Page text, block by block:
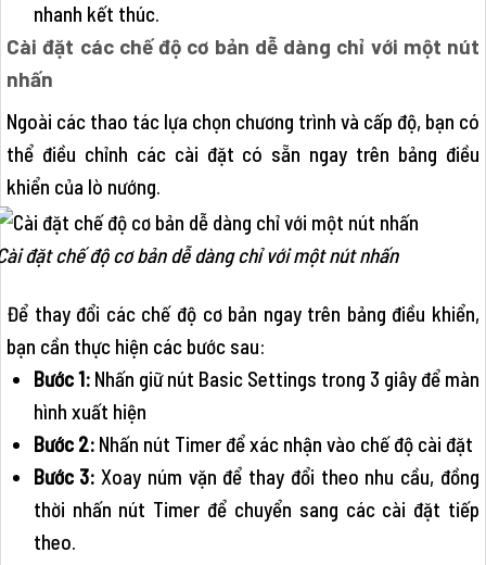
nhanh kết thúc.
Cài đặt các chế độ cơ bản dễ dàng chỉ với một nút
nhấn
Ngoài các thao tác lựa chọn chương trình và cấp độ, bạn có
thể điều chỉnh các cài đặt có sẵn ngay trên bảng điều
khiển của lò nướng.
đặt chế độ cơ bản dễ dàng chỉ với một nút nhấn
Để thay đổi các chế độ cơ bản ngay trên bảng điều khiển,
bạn cần thực hiện các bước sau:
Bước 1:Nhấn giữ nút Basic Settings trong 3 giây để màn
hình xuất hiện
Bước 2:Nhấn nút Timer để xác nhận vào chế độ cài đặt
Bước 3: Xoay núm vặn để thay đổi theo nhu cầu, đồng
thời nhấn nút Timer để chuyển sang các cài đặt tiếp
theo.